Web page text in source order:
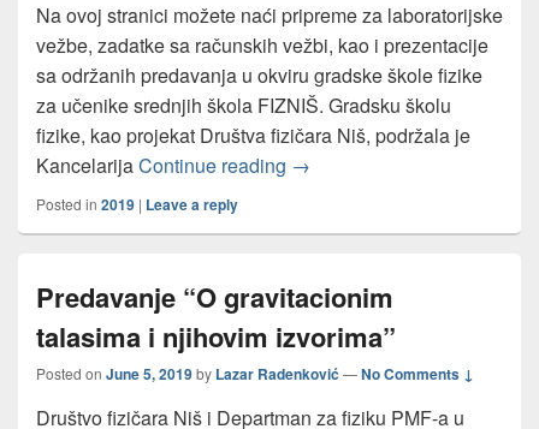
Na ovoj stranici možete naći pripreme za laboratorijske
vežbe, zadatke sa računskih vežbi, kao i prezentacije
sa održanih predavanja u okviru gradske škole fizike
za učenike srednjih škola FIZNIŠ. Gradsku školu
fizike, kao projekat Društva fizičara Niš, podržala je
KancelarijaContinue reading FIZNIŠ 2019 – materijal
→
Posted in 2019 | Leave a reply
Predavanje “O gravitacionim
talasima i njihovim izvorima”
Posted on June 5, 2019by Lazar Radenković —No Comments ↓
Društvo fizičara Niš i Departman za fiziku PMF-a u